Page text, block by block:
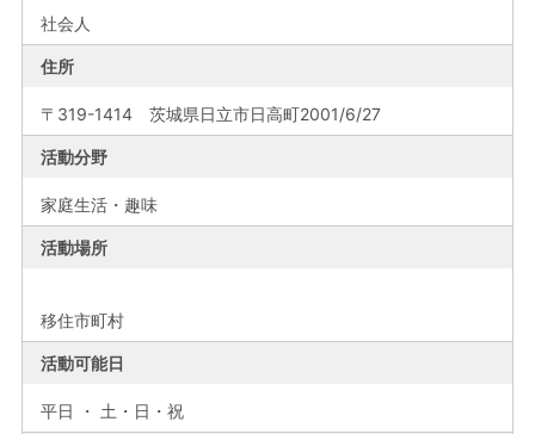
社会人
住所
〒319-1414 茨城県日立市日高町2001/6/27
活動分野
家庭生活・趣味
活動場所
移住市町村
活動可能日
平日 ・ 土・日・祝